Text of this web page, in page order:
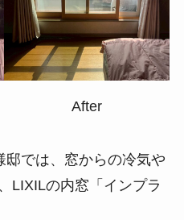
After
では、窓からの冷気や
LIXILの内窓「インプラ